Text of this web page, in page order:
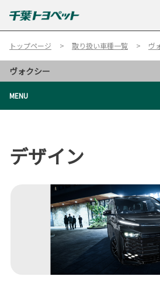
トップページ 取り扱い車種一覧 ヴ
ヴォクシー
MENU
デザイン